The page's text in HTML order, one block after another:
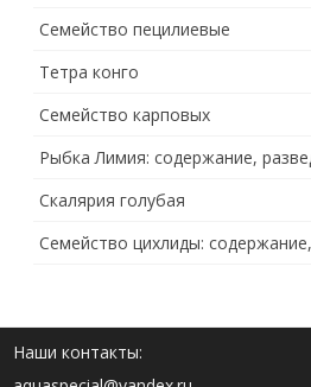
Семейство пецилиевые
Тетра конго
Семейство карповых
Рыбка Лимия: содержание,
Скалярия голубая
Семейство цихлиды:
Наши контакты: